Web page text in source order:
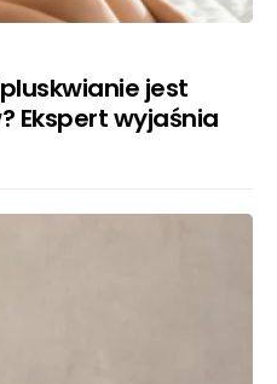
jest
Ekspert wyjaśnia